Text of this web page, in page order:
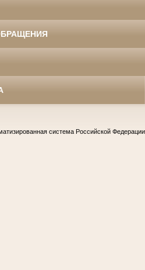
система Российской